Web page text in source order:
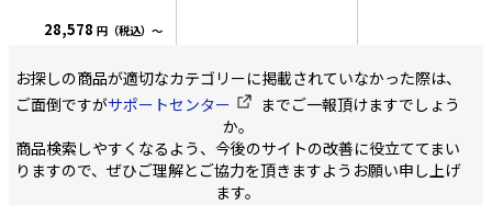
28,578 円（税込）～
お探しの商品が適切なカテゴリーに掲載されていなかった際は、
ご面倒ですがサポートセンター
までご一報頂けますでしょう
か。
商品検索しやすくなるよう、今後のサイトの改善に役立ててまい
りますので、ぜひご理解とご協力を頂きますようお願い申し上げ
ます。